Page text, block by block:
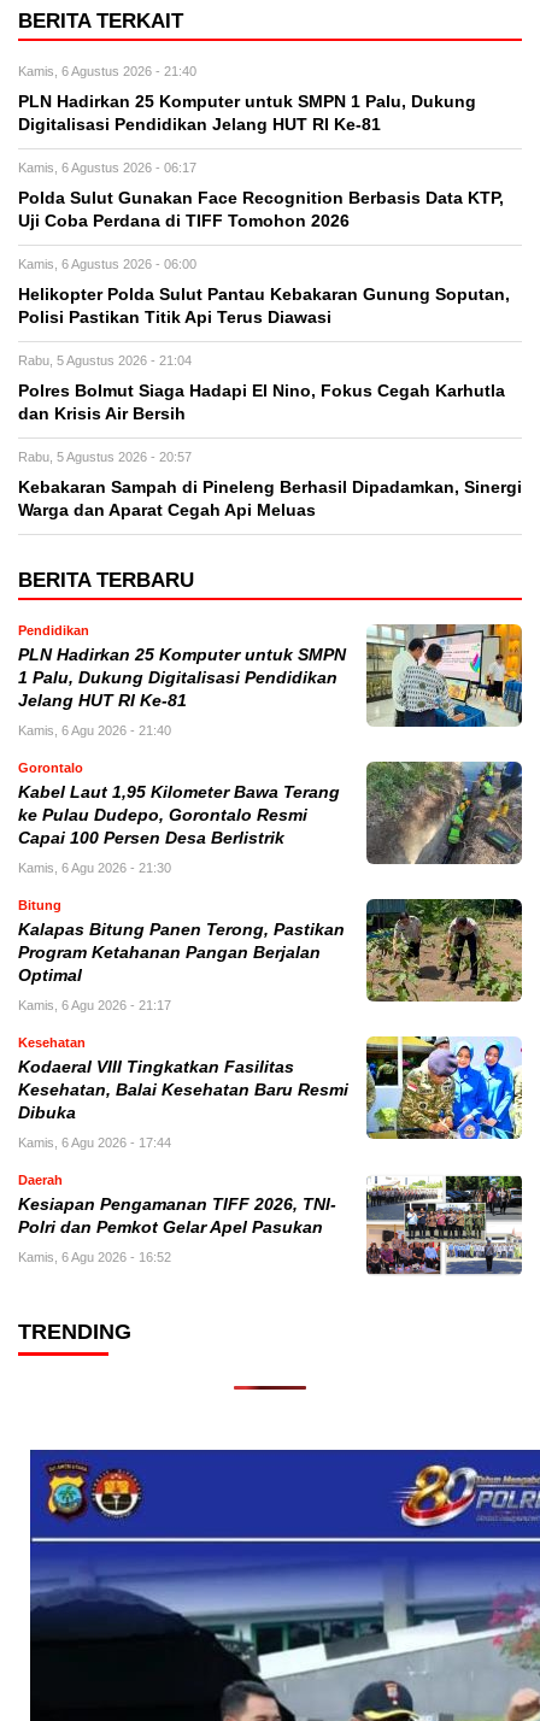
BERITA TERKAIT
Kamis, 6 Agustus 2026 - 21:40
PLN Hadirkan 25 Komputer untuk SMPN 1 Palu, Dukung
Digitalisasi Pendidikan Jelang HUT RI Ke-81
Kamis, 6 Agustus 2026 - 06:17
Polda Sulut Gunakan Face Recognition Berbasis Data KTP,
Uji Coba Perdana di TIFF Tomohon 2026
Kamis, 6 Agustus 2026 - 06:00
Helikopter Polda Sulut Pantau Kebakaran Gunung Soputan,
Polisi Pastikan Titik Api Terus Diawasi
Rabu, 5 Agustus 2026 - 21:04
Polres Bolmut Siaga Hadapi El Nino, Fokus Cegah Karhutla
dan Krisis Air Bersih
Rabu, 5 Agustus 2026 - 20:57
Kebakaran Sampah di Pineleng Berhasil Dipadamkan, Sinergi
Warga dan Aparat Cegah Api Meluas
BERITA TERBARU
Pendidikan
PLN Hadirkan 25 Komputer untuk SMPN
1 Palu, Dukung Digitalisasi Pendidikan
Jelang HUT RI Ke-81
Kamis, 6 Agu 2026 - 21:40
Gorontalo
Kabel Laut 1,95 Kilometer Bawa Terang
ke Pulau Dudepo, Gorontalo Resmi
Capai 100 Persen Desa Berlistrik
Kamis, 6 Agu 2026 - 21:30
Bitung
Kalapas Bitung Panen Terong, Pastikan
Program Ketahanan Pangan Berjalan
Optimal
Kamis, 6 Agu 2026 - 21:17
Kesehatan
Kodaeral VIII Tingkatkan Fasilitas
Kesehatan, Balai Kesehatan Baru Resmi
Dibuka
Kamis, 6 Agu 2026 - 17:44
Daerah
Kesiapan Pengamanan TIFF 2026, TNI-
Polri dan Pemkot Gelar Apel Pasukan
Kamis, 6 Agu 2026 - 16:52
TRENDING